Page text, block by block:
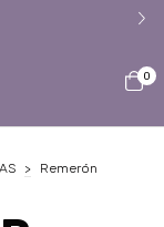
0
>
Remerón